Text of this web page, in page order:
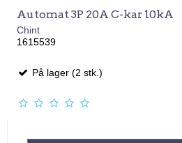
Automat 3P 20A C-kar 10kA
Chint
1615539
På lager (2 stk.)